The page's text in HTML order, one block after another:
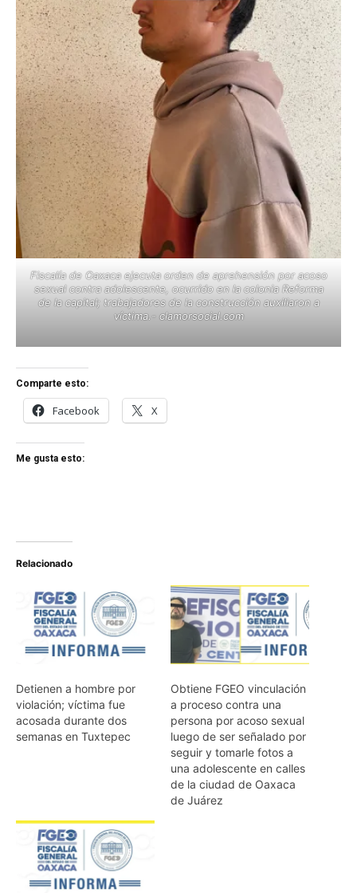
Fiscalía de Oaxaca ejecuta orden de aprehensión por acoso
sexual contra adolescente, ocurrido en la colonia Reforma
de la capital; trabajadores de la construcción auxiliaron a
víctima.- clamorsocial.com
Comparte esto:
Facebook X
Me gusta esto:
Relacionado
Detienen a hombre por
violación; víctima fue
acosada durante dos
semanas en Tuxtepec
Obtiene FGEO vinculación
a proceso contra una
persona por acoso sexual
luego de ser señalado por
seguir y tomarle fotos a
una adolescente en calles
de la ciudad de Oaxaca
de Juárez